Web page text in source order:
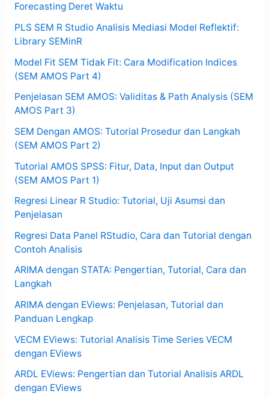
Forecasting Deret Waktu
PLS SEM R Studio Analisis Mediasi Model Reflektif:
Library SEMinR
Model Fit SEM Tidak Fit: Cara Modification Indices
(SEM AMOS Part 4)
Penjelasan SEM AMOS: Validitas & Path Analysis (SEM
AMOS Part 3)
SEM Dengan AMOS: Tutorial Prosedur dan Langkah
(SEM AMOS Part 2)
Tutorial AMOS SPSS: Fitur, Data, Input dan Output
(SEM AMOS Part 1)
Regresi Linear R Studio: Tutorial, Uji Asumsi dan
Penjelasan
Regresi Data Panel RStudio, Cara dan Tutorial dengan
Contoh Analisis
ARIMA dengan STATA: Pengertian, Tutorial, Cara dan
Langkah
ARIMA dengan EViews: Penjelasan, Tutorial dan
Panduan Lengkap
VECM EViews: Tutorial Analisis Time Series VECM
dengan EViews
ARDL EViews: Pengertian dan Tutorial Analisis ARDL
dengan EViews